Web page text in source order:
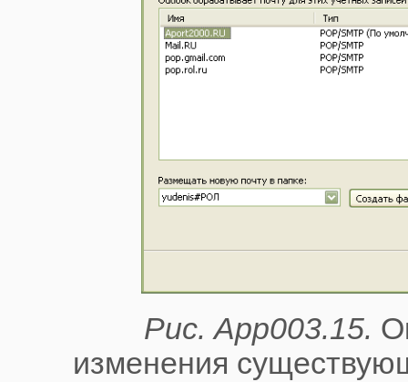
Рис. App003.15.
изменения